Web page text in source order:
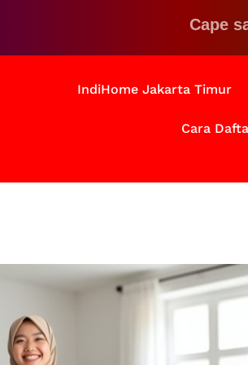
Cape
IndiHome Jakarta Timur
Cara